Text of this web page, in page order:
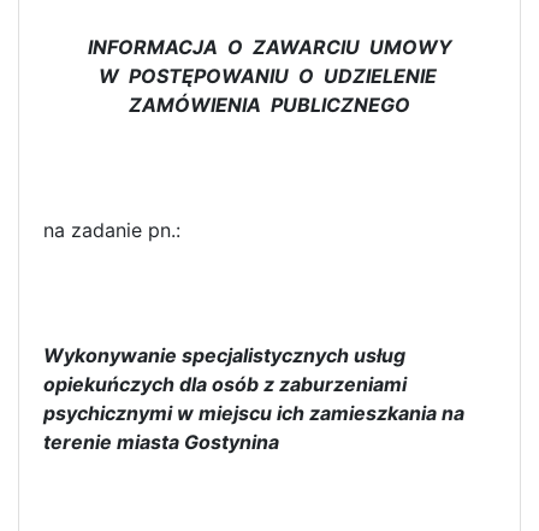
INFORMACJA O ZAWARCIU UMOWY
W POSTĘPOWANIU O UDZIELENIE
ZAMÓWIENIA PUBLICZNEGO
na zadanie pn.:
Wykonywanie specjalistycznych usług
opiekuńczych dla osób z zaburzeniami
psychicznymi w miejscu ich zamieszkania na
terenie miasta Gostynina